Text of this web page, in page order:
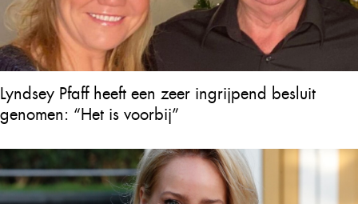
Lyndsey Pfaff heeft een zeer ingrijpend besluit
genomen: “Het is voorbij”